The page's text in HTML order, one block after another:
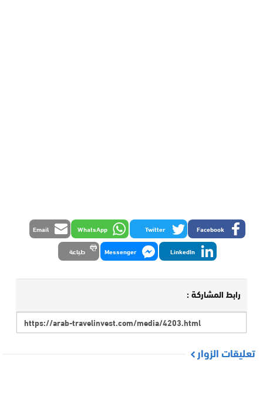
Facebook
Twitter
WhatsApp
Email
LinkedIn
Messenger طباعة
رابط المشاركة :
تعليقات الزوار